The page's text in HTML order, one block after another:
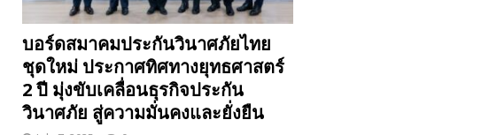
บอร์ดสมาคมประกันวินาศภัยไทย
ชุดใหม่ ประกาศทิศทางยุทธศาสตร์
2 ปี มุ่งขับเคลื่อนธุรกิจประกัน
วินาศภัย สู่ความมั่นคงและยั่งยืน